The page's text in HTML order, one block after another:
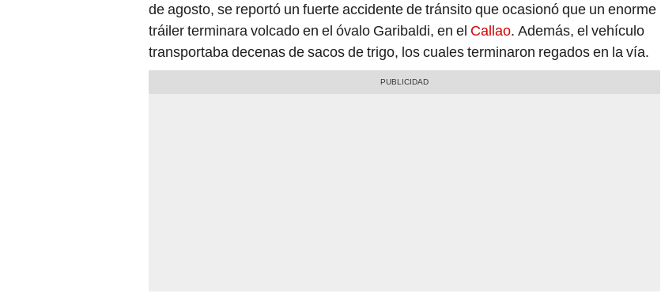
de agosto, se reportó un fuerte accidente de tránsito que ocasionó que un enorme
tráiler terminara volcado en el óvalo Garibaldi, en el Callao. Además, el vehículo
transportaba decenas de sacos de trigo, los cuales terminaron regados en la vía.